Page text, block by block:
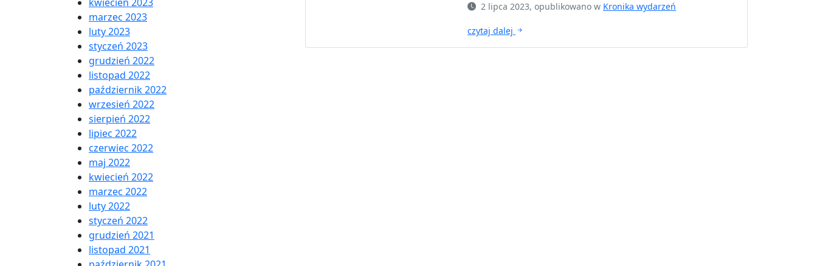
marzec 2023
luty 2023
styczeń 2023
grudzień 2022
listopad 2022
październik 2022
wrzesień 2022
sierpień 2022
lipiec 2022
czerwiec 2022
maj 2022
kwiecień 2022
marzec 2022
luty 2022
styczeń 2022
grudzień 2021
listopad 2021
2 lipca 2023, opublikowano w Kronika wydarzeń
czytaj dalej